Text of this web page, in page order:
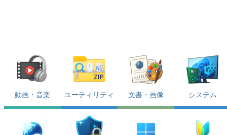
動画・音楽 ユーティリティ 文書・画像 システム